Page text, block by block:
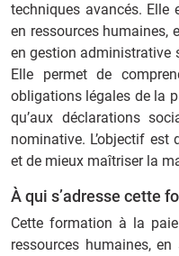
techniques avancés. Elle
en ressources humaines,
en gestion administrative
Elle permet de
obligations légales de la
qu’aux déclarations
nominative. L’objectif
et de mieux maîtriser la
À qui s’adresse cette
Cette formation à la
ressources humaines,